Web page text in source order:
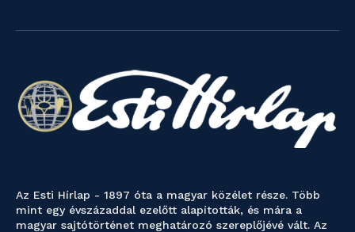
Az Esti Hírlap - 1897 óta a magyar közélet része. Több
mint egy évszázaddal ezelőtt alapították, és mára a
magyar sajtótörténet meghatározó szereplőjévé vált. Az